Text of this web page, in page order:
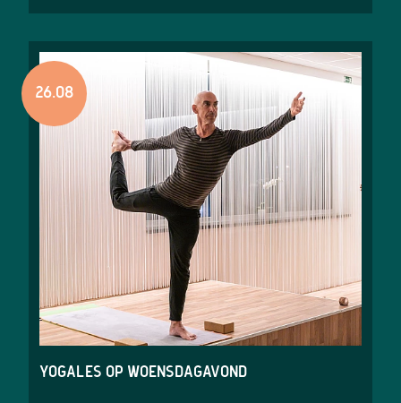
26.08
Yogales op woensdagavond